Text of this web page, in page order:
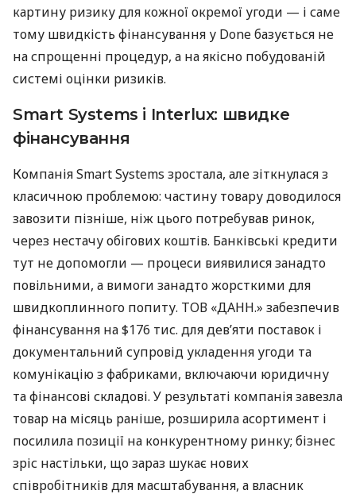
картину ризику для кожної окремої угоди — і саме
тому швидкість фінансування у Done базується не
на спрощенні процедур, а на якісно побудованій
системі оцінки ризиків.
Smart Systems і Interlux: швидке
фінансування
Компанія Smart Systems зростала, але зіткнулася з
класичною проблемою: частину товару доводилося
завозити пізніше, ніж цього потребував ринок,
через нестачу обігових коштів. Банківські кредити
тут не допомогли — процеси виявилися занадто
повільними, а вимоги занадто жорсткими для
швидкоплинного попиту. ТОВ «ДАНН.» забезпечив
фінансування на $176 тис. для дев’яти поставок і
документальний супровід укладення угоди та
комунікацію з фабриками, включаючи юридичну
та фінансові складові. У результаті компанія завезла
товар на місяць раніше, розширила асортимент і
посилила позиції на конкурентному ринку; бізнес
зріс настільки, що зараз шукає нових
співробітників для масштабування, а власник